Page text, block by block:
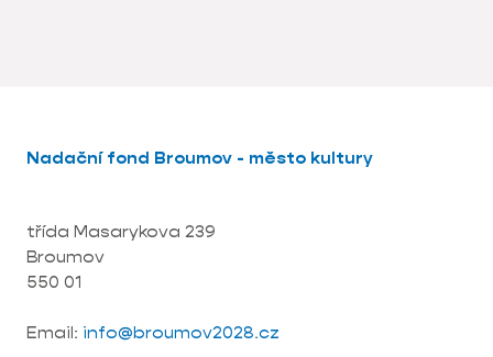
Nadační fond Broumov - město kultury
třída Masarykova 239
Broumov
550 01
Email: info@broumov2028.cz